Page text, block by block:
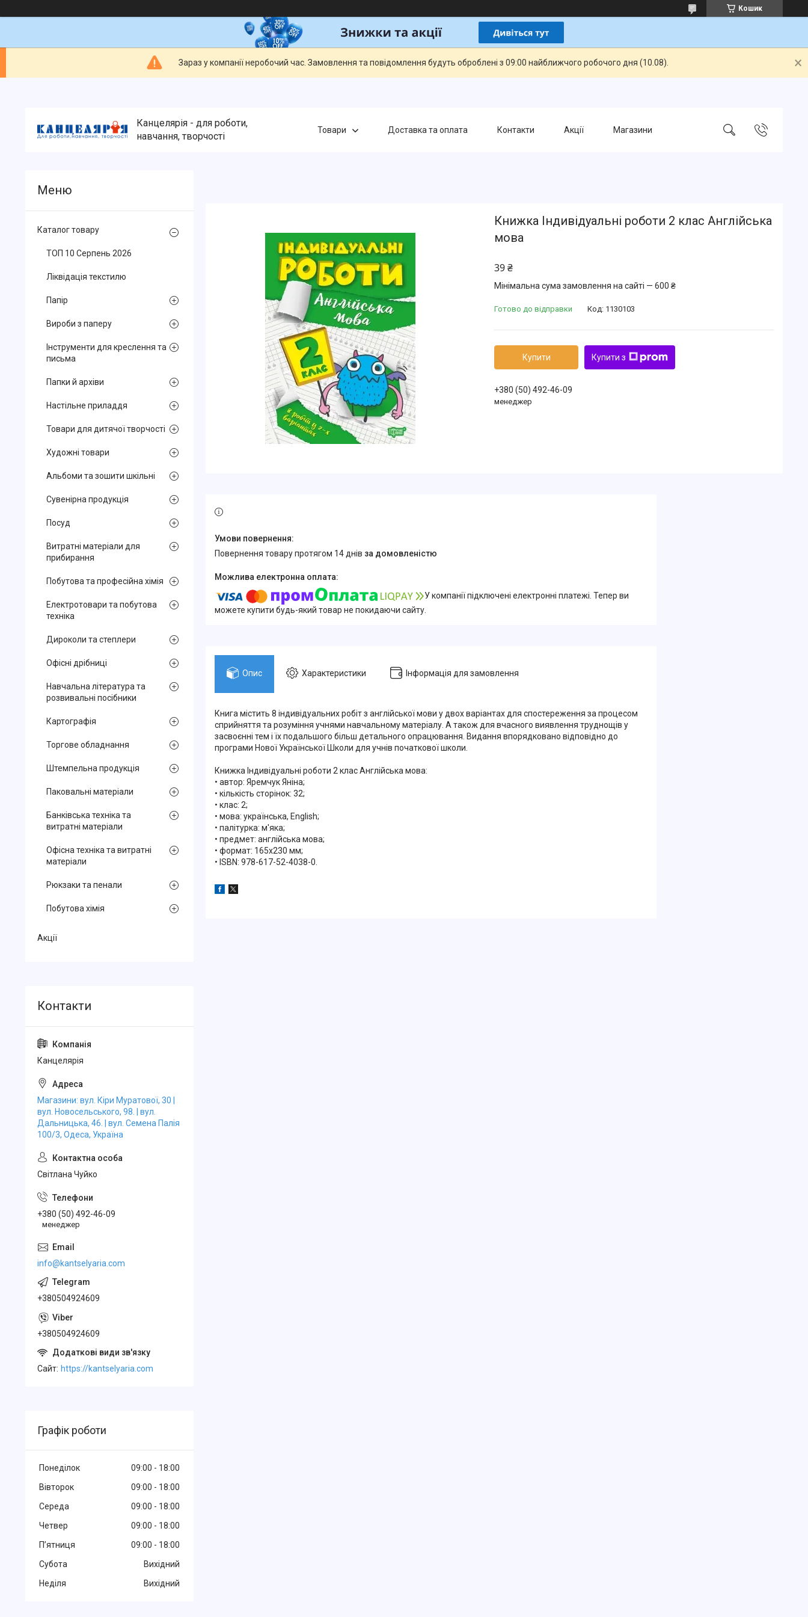
Кошик
Зараз у компанії неробочий час. Замовлення та повідомлення будуть оброблені з 09:00 найближчого робочого дня (10.08).
Канцелярія - для роботи,
навчання, творчості
Товари Доставка та оплата Контакти Акції Магазини
Книжка Індивідуальні роботи 2 клас Англійська
мова
39 ₴
Мінімальна сума замовлення на сайті — 600 ₴
Готово до відправки Код: 1130103
Купити Купити з
+380 (50) 492-46-09
менеджер
повернення товару протягом 14 днів за домовленістю
У компанії підключені електронні платежі. Тепер ви
можете купити будь-який товар не покидаючи сайту.
Опис Характеристики Інформація для замовлення
Книга містить 8 індивідуальних робіт з англійської мови у двох варіантах для спостереження за процесом
сприйняття та розуміння учнями навчальному матеріалу. А також для вчасного виявлення труднощів у
засвоєнні тем і їх подальшого більш детального опрацювання. Видання впорядковано відповідно до
програми Нової Української Школи для учнів початкової школи.
Книжка Індивідуальні роботи 2 клас Англійська мова:
• автор: Яремчук Яніна;
• кількість сторінок: 32;
• клас: 2;
• мова: українська, English;
• палітурка: м'яка;
• предмет: англійська мова;
• формат: 165x230 мм;
• ISBN: 978-617-52-4038-0.
Каталог товару
ТОП 10 Серпень 2026
Ліквідація текстилю
Папір
Вироби з паперу
Інструменти для креслення та
письма
Папки й архіви
Настільне приладдя
Товари для дитячої творчості
Художні товари
Альбоми та зошити шкільні
Сувенірна продукція
Посуд
Витратні матеріали для
прибирання
Побутова та професійна хімія
Електротовари та побутова
техніка
Дироколи та степлери
Офісні дрібниці
Навчальна література та
розвивальні посібники
Картографія
Торгове обладнання
Штемпельна продукція
Паковальні матеріали
Банківська техніка та
витратні матеріали
Офісна техніка та витратні
матеріали
Рюкзаки та пенали
Побутова хімія
Акції
Канцелярiя
Магазини: вул. Кіри Муратової, 30 |
вул. Новосельського, 98. | вул.
Дальницька, 46. | вул. Семена Палія
100/3, Одеса, Україна
Свiтлана Чуйко
+380 (50) 492-46-09
менеджер
info@kantselyaria.com
+380504924609
+380504924609
Cайт https://kantselyaria.com
Графік роботи
Понеділок 09:00
18:00
Вівторок
09:00
18:00
Середа
09:00
18:00
Четвер
09:00
18:00
Пʼятниця
09:00
18:00
Субота
Вихідний
Неділя
Вихідний